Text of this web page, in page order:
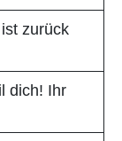
zurück
dich! Ihr